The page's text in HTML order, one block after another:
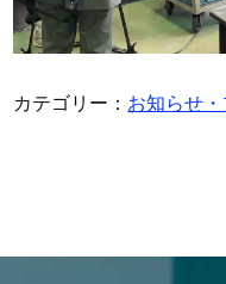
カテゴリー： お知らせ